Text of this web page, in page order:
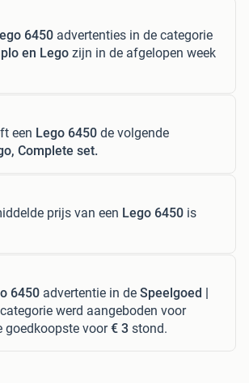
6450 advertenties in de categorie
en Lego zijn in de afgelopen week
een Lego 6450 de volgende
Complete set.
prijs van een Lego 6450 is
6450 advertentie in de Speelgoed |
categorie werd aangeboden voor
goedkoopste voor€ 3 stond.